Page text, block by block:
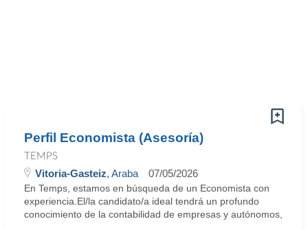
Perfil Economista (Asesoría)
TEMPS
Vitoria-Gasteiz, Araba 07/05/2026
En Temps, estamos en búsqueda de un Economista con
experiencia.El/la candidato/a ideal tendrá un profundo
conocimiento de la contabilidad de empresas y autónomos,